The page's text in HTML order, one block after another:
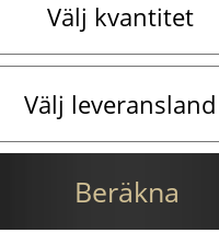
Beräkna